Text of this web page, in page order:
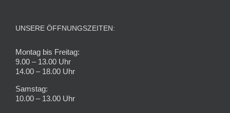
UNSERE ÖFFNUNGSZEITEN:
Montag bis Freitag:
9.00 – 13.00 Uhr
14.00 – 18.00 Uhr
Samstag:
10.00 – 13.00 Uhr